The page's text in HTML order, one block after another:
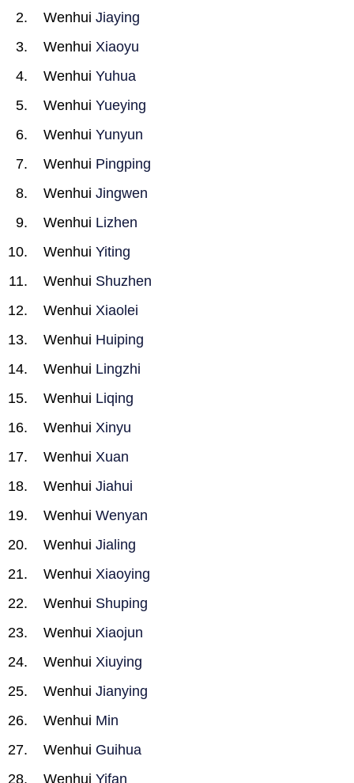
Wenhui Jiaying
Wenhui Xiaoyu
Wenhui Yuhua
Wenhui Yueying
Wenhui Yunyun
Wenhui Pingping
Wenhui Jingwen
Wenhui Lizhen
Wenhui Yiting
Wenhui Shuzhen
Wenhui Xiaolei
Wenhui Huiping
Wenhui Lingzhi
Wenhui Liqing
Wenhui Xinyu
Wenhui Xuan
Wenhui Jiahui
Wenhui Wenyan
Wenhui Jialing
Wenhui Xiaoying
Wenhui Shuping
Wenhui Xiaojun
Wenhui Xiuying
Wenhui Jianying
Wenhui Min
Wenhui Guihua
Wenhui Yifan